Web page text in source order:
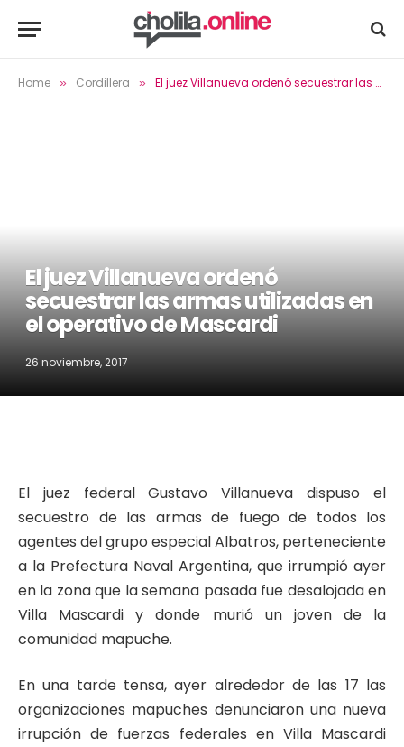
Home » Cordillera » El juez Villanueva ordenó secuestrar las armas utilizadas en el operativo de Mascardi
El juez Villanueva ordenó
secuestrar las armas utilizadas en
el operativo de Mascardi
26 noviembre, 2017
El juez federal Gustavo Villanueva dispuso el
secuestro de las armas de fuego de todos los
agentes del grupo especial Albatros, perteneciente
a la Prefectura Naval Argentina, que irrumpió ayer
en la zona que la semana pasada fue desalojada en
Villa Mascardi y donde murió un joven de la
comunidad mapuche.
En una tarde tensa, ayer alrededor de las 17 las
organizaciones mapuches denunciaron una nueva
irrupción de fuerzas federales en Villa Mascardi